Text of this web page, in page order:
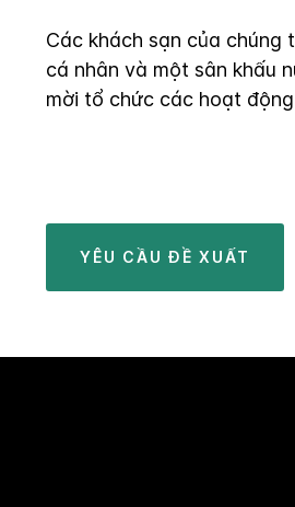
Các khách sạn của chúng
cá nhân và một sân khấu
mời tổ chức các hoạt
YÊU CẦU ĐỀ XUẤT